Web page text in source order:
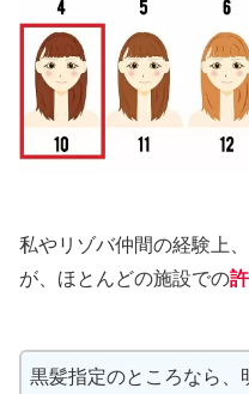
私やリゾバ仲間の経験上
が、ほとんどの施設での
黒髪指定のところなら、